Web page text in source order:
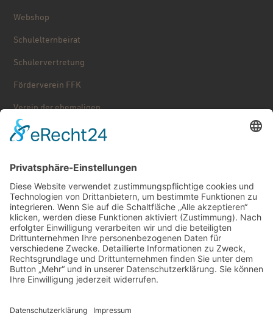
Webshop
Schulelternbeirat
Schülervertretung
Förderverein FFK
Verein der ehemaligen ...
Stolpersteine
Service
Downloads
Schließfächer